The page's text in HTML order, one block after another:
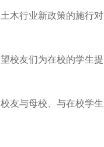
木行业新政策的施行对
校友们为在校的学生提
友与母校、与在校学生